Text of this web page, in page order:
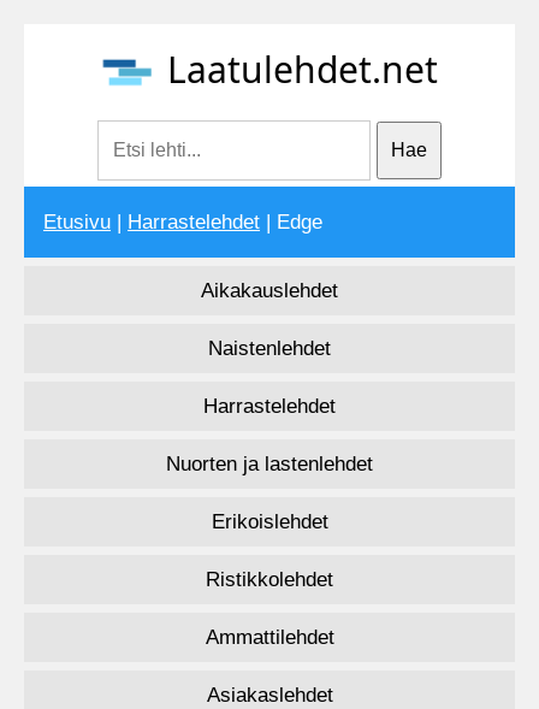
Laatulehdet.net
Etusivu Harrastelehdet | Edge
Aikakauslehdet
Naistenlehdet
Harrastelehdet
Nuorten ja lastenlehdet
Erikoislehdet
Ristikkolehdet
Ammattilehdet
Asiakaslehdet